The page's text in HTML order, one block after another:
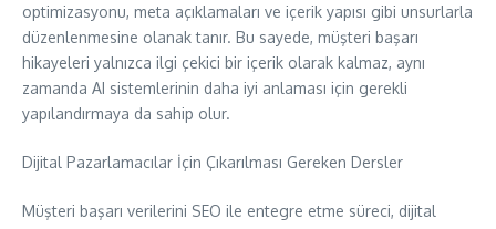
optimizasyonu, meta açıklamaları ve içerik yapısı gibi unsurlarla
düzenlenmesine olanak tanır. Bu sayede, müşteri başarı
hikayeleri yalnızca ilgi çekici bir içerik olarak kalmaz, aynı
zamanda AI sistemlerinin daha iyi anlaması için gerekli
yapılandırmaya da sahip olur.
Dijital Pazarlamacılar İçin Çıkarılması Gereken Dersler
Müşteri başarı verilerini SEO ile entegre etme süreci, dijital